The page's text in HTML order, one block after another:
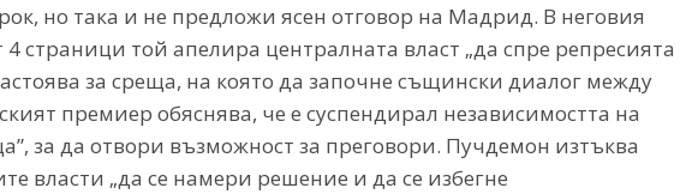
но така и не предложи ясен отговор на Мадрид. В неговия
4 страници той апелира централната власт „да спре репресията
за среща, на която да започне същински диалог между
премиер обяснява, че е суспендирал независимостта на
за да отвори възможност за преговори. Пучдемон изтъква
власти „да се намери решение и да се избегне